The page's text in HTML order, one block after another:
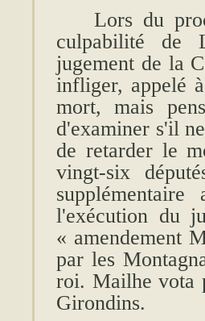
Lors du
culpabilité de
jugement de la
infliger, appelé
mort, mais
d'examiner s'il
de retarder le
vingt-six
l'exécution du
« amendement
par les
roi. Mailhe vota
Girondins.